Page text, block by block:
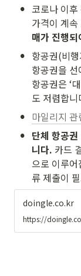
• 코로나 이
가격이 계
매가 진행
• 항공권(비
항공권을
항공권은 ‘
도 저렴합니
• 마일리지
• 단체 항공
니다. 카드
으로 이루
류 제출이
doingle.co.kr